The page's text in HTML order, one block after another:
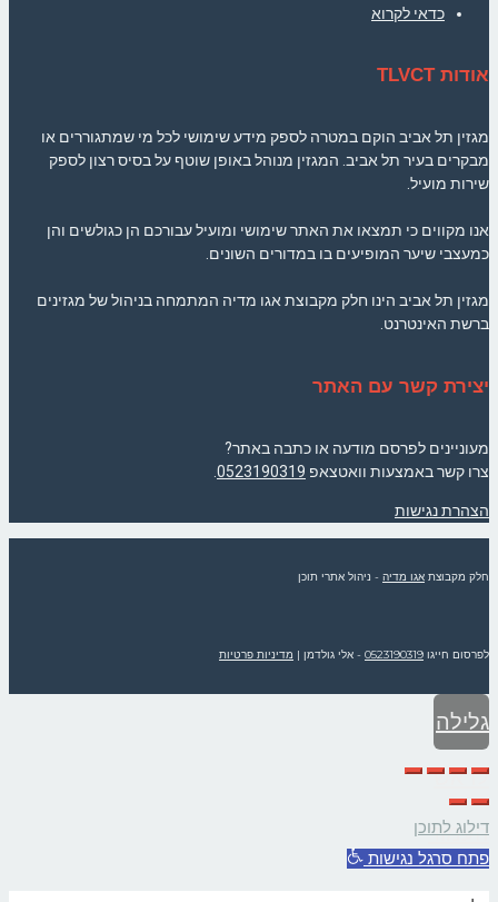
כדאי לקרוא
אודות TLVCT
מגזין תל אביב הוקם במטרה לספק מידע שימושי לכל מי שמתגוררים או
מבקרים בעיר תל אביב. המגזין מנוהל באופן שוטף על בסיס רצון לספק
שירות מועיל.
אנו מקווים כי תמצאו את האתר שימושי ומועיל עבורכם הן כגולשים והן
כמעצבי שיער המופיעים בו במדורים השונים.
מגזין תל אביב הינו חלק מקבוצת אגו מדיה המתמחה בניהול של מגזינים
ברשת האינטרנט.
יצירת קשר עם האתר
מעוניינים לפרסם מודעה או כתבה באתר?
צרו קשר באמצעות וואטצאפ 0523190319
הצהרת נגישות
חלק מקבוצת אגו מדיה - ניהול אתרי תוכן
לפרסום חייגו 0523190319 - אלי גולדמן | מדיניות פרטיות
גלילה
לראש
העמוד
דילוג לתוכן
פתח סרגל נגישות